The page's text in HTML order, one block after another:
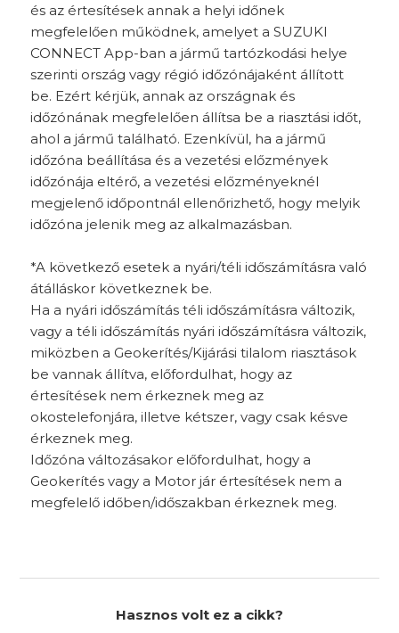
és az értesítések annak a helyi időnek
megfelelően működnek, amelyet a SUZUKI
CONNECT App-ban a jármű tartózkodási helye
szerinti ország vagy régió időzónájaként állított
be. Ezért kérjük, annak az országnak és
időzónának megfelelően állítsa be a riasztási időt,
ahol a jármű található. Ezenkívül, ha a jármű
időzóna beállítása és a vezetési előzmények
időzónája eltérő, a vezetési előzményeknél
megjelenő időpontnál ellenőrizhető, hogy melyik
időzóna jelenik meg az alkalmazásban.
*A következő esetek a nyári/téli időszámításra való
átálláskor következnek be.
Ha a nyári időszámítás téli időszámításra változik,
vagy a téli időszámítás nyári időszámításra változik,
miközben a Geokerítés/Kijárási tilalom riasztások
be vannak állítva, előfordulhat, hogy az
értesítések nem érkeznek meg az
okostelefonjára, illetve kétszer, vagy csak késve
érkeznek meg.
Időzóna változásakor előfordulhat, hogy a
Geokerítés vagy a Motor jár értesítések nem a
megfelelő időben/időszakban érkeznek meg.
Hasznos volt ez a cikk?